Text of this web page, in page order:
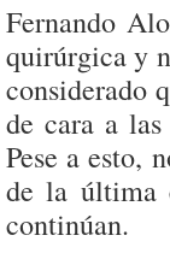
Fernando
quirúrgica y
considerado
de cara a
Pese a esto,
de la última
continúan.